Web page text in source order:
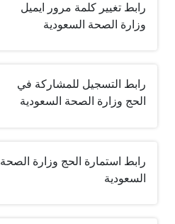
رابط تغيير كلمة مرور ايميل
وزارة الصحة السعودية
رابط التسجيل للمشاركة في
الحج وزارة الصحة السعودية
رابط استمارة الحج وزارة الصحة
السعودية